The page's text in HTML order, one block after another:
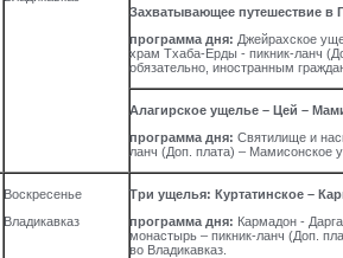
Захватывающее путешествие
программа дня: Джейрахское
храм Тхаба-Ерды - пикник-ланч
обязательно, иностранным
Алагирское ущелье – Цей –
программа дня:Святилище и
ланч (Доп. плата) – Мамисонское
Воскресенье
Владикавказ
Три ущелья: Куртатинское –
программа дня: Кармадон -
монастырь – пикник-ланч (Доп.
во Владикавказ.